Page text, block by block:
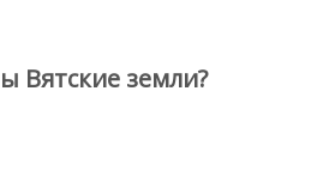
Вятские земли?